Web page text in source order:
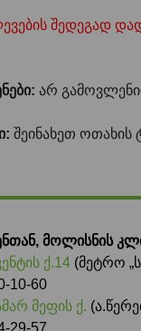
შედეგად
არ
შეინახეთ ოთახის
მოლისნის
ქ.14 (მეტრო
10-60
მეფის ქ.